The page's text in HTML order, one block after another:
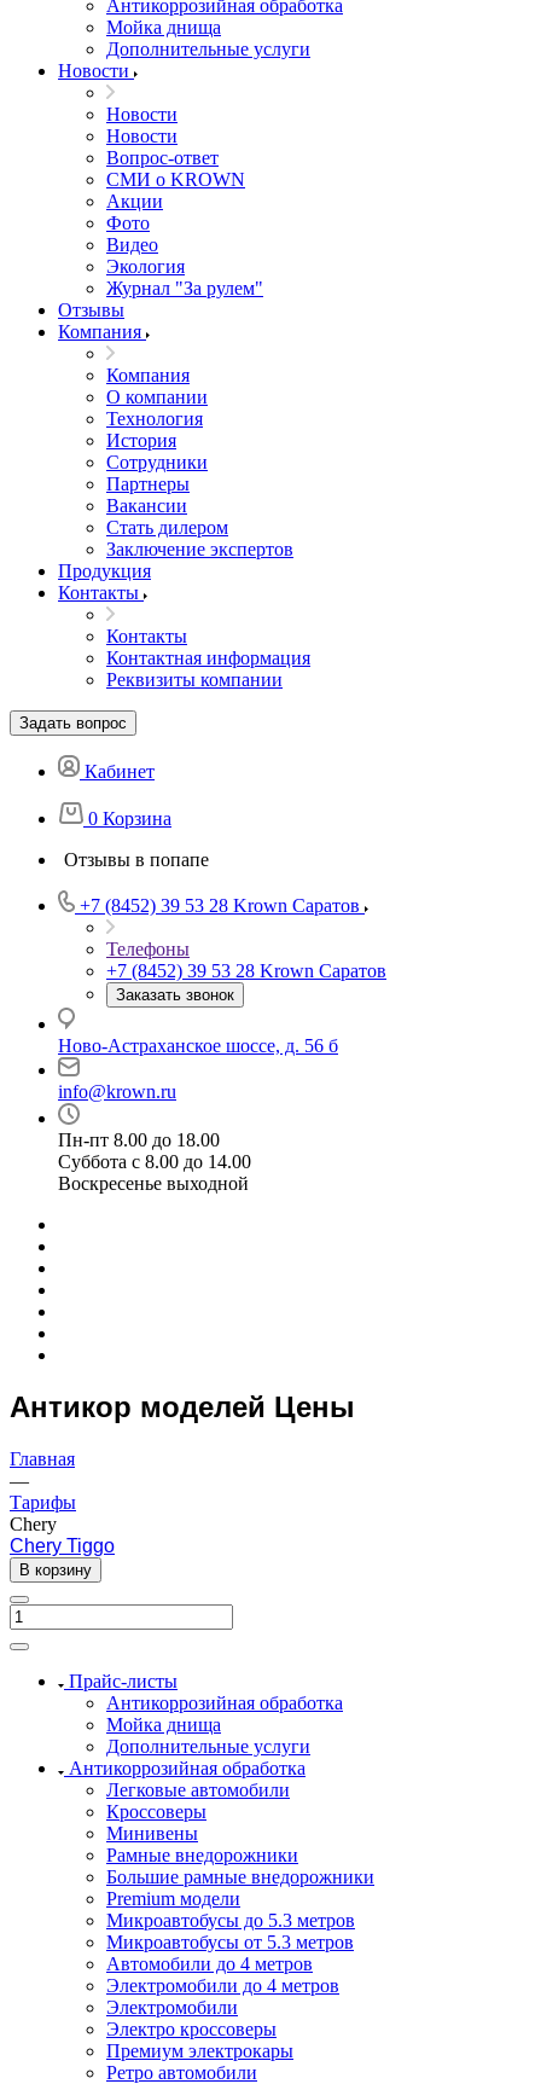
Антикоррозийная обработка
Мойка днища
Дополнительные услуги
Новости
Новости
Новости
Вопрос-ответ
СМИ о KROWN
Акции
Фото
Видео
Экология
Журнал "За рулем"
Отзывы
Компания
Компания
О компании
Технология
История
Сотрудники
Партнеры
Вакансии
Стать дилером
Заключение экспертов
Продукция
Контакты
Контакты
Контактная информация
Реквизиты компании
Задать вопрос
Кабинет
0 Корзина
Отзывы в попапе
+7 (8452) 39 53 28 Krown Саратов
Телефоны
+7 (8452) 39 53 28 Krown Саратов
Заказать звонок
Ново-Астраханское шоссе, д. 56 б
info@krown.ru
Пн-пт 8.00 до 18.00
Суббота с 8.00 до 14.00
Воскресенье выходной
Антикор моделей Цены
Главная
—
Тарифы
Chery
Chery Tiggo
В корзину
Прайс-листы
Антикоррозийная обработка
Мойка днища
Дополнительные услуги
Антикоррозийная обработка
Легковые автомобили
Кроссоверы
Минивены
Рамные внедорожники
Большие рамные внедорожники
Premium модели
Микроавтобусы до 5.3 метров
Микроавтобусы от 5.3 метров
Автомобили до 4 метров
Электромобили до 4 метров
Электромобили
Электро кроссоверы
Премиум электрокары
Ретро автомобили